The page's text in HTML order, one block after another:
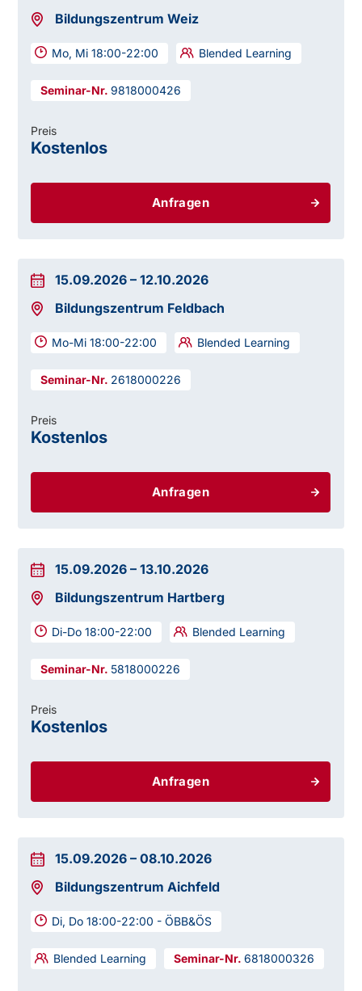
Bildungszentrum Weiz
Mo, Mi 18:00-22:00 Blended Learning
9818000426
Anfragen
Preis
Kostenlos
15.09.2026 –12.10.2026
Bildungszentrum Feldbach
Mo-Mi 18:00-22:00 Blended Learning
2618000226
Anfragen
Preis
Kostenlos
15.09.2026 –13.10.2026
Bildungszentrum Hartberg
Di-Do 18:00-22:00 Blended Learning
5818000226
Anfragen
Preis
Kostenlos
15.09.2026 –08.10.2026
Bildungszentrum Aichfeld
Di, Do 18:00-22:00 - ÖBB&ÖS
Blended Learning 6818000326